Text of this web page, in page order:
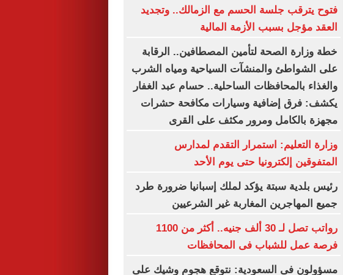
فتوح يترقب جلسة الحسم مع الزمالك.. وتجديد
العقد مؤجل بسبب الأزمة المالية
خطة وزارة الصحة لتأمين المصطافين.. الرقابة
على الشواطئ والمنشآت السياحية ومياه الشرب
والغذاء بالمحافظات الساحلية.. حسام عبد الغفار
يكشف: فرق إضافية وسيارات مكافحة حشرات
مجهزة بالكامل ومرور مكثف على القرى
وزارة التعليم: استمرار التقدم لمدارس
المتفوقين إلكترونيا حتى يوم الأحد
رئيس بلدية سبتة يؤكد لملك إسبانيا ضرورة طرد
جميع المهاجرين المغاربة غير الشرعيين
رواتب تصل لـ 30 ألف جنيه.. أكثر من 1100
فرصة عمل للشباب فى المحافظات
مسؤولون فى السعودية: نتوقع هجوم وشيك على